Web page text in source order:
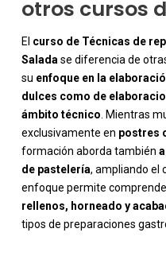
otros cursos
El curso de Técnicas de
Saladase diferencia de
su enfoque en la
dulces como de
ámbito técnico. Mientras
exclusivamente en postres
formación aborda también
de pastelería, ampliando el
enfoque permite
rellenos, horneado y
tipos de preparaciones
-